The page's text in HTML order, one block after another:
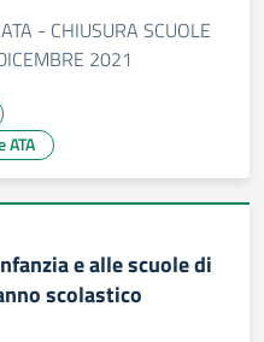
- CHIUSURA SCUOLE
2021
ATA
e alle scuole di
scolastico